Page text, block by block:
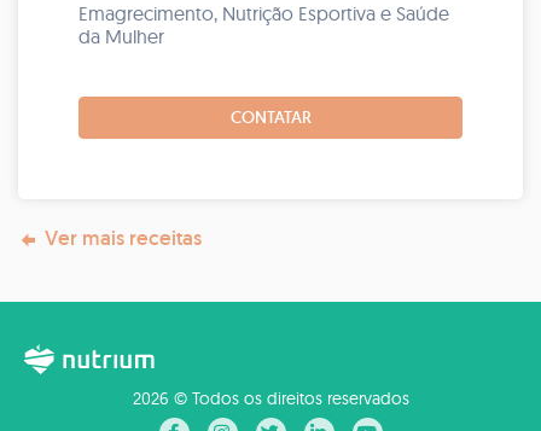
Emagrecimento, Nutrição Esportiva e Saúde
da Mulher
CONTATAR
Ver mais receitas
2026 © Todos os direitos reservados